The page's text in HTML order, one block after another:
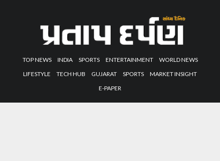
TOP NEWS INDIA SPORTS ENTERTAINMENT
WORLD NEWS
LIFESTYLE
TECH HUB GUJARAT SPORTS
MARKET INSIGHT
E-PAPER